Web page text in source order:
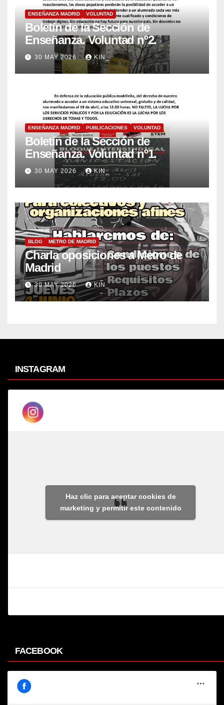
ENSEÑANZA MADRID VOLUNTAD
Boletín de la Sección de
Enseñanza. Voluntad nº2.
30 MAY 2026 KIN_
ENSEÑANZA MADRID PUBLICACIONES VOLUNTAD
Boletín de la Sección de
Enseñanza. Voluntad nº1.
30 MAY 2026 KIN_
BLOG METRO DE MADRID
Charla oposiciones a Metro de
Madrid
30 MAY 2026 KIN_
INSTAGRAM
Haz clic para aceptar cookies de
marketing y permitir este contenido
FACEBOOK